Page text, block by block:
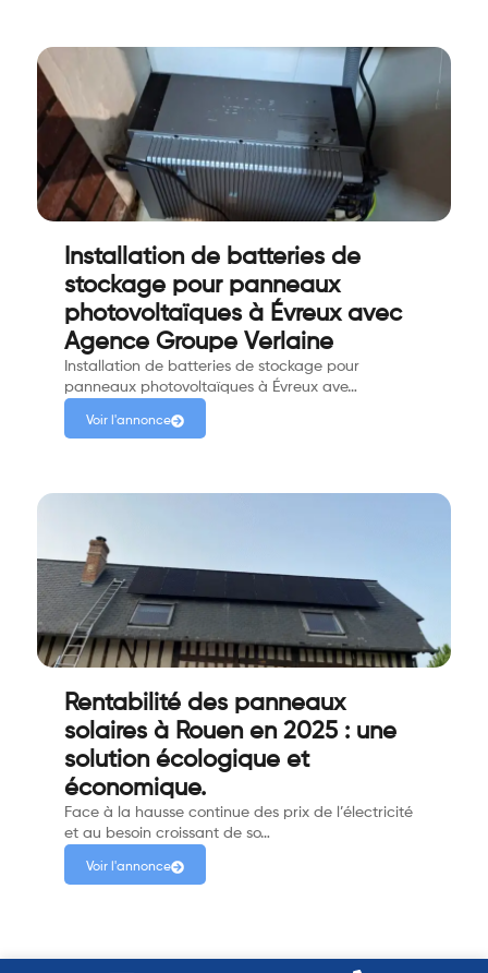
Installation de batteries de
stockage pour panneaux
photovoltaïques à Évreux avec
Agence Groupe Verlaine
Installation de batteries de stockage pour
panneaux photovoltaïques à Évreux ave…
Voir l'annonce
Rentabilité des panneaux
solaires à Rouen en 2025 : une
solution écologique et
économique.
Face à la hausse continue des prix de l’électricité
et au besoin croissant de so…
Voir l'annonce